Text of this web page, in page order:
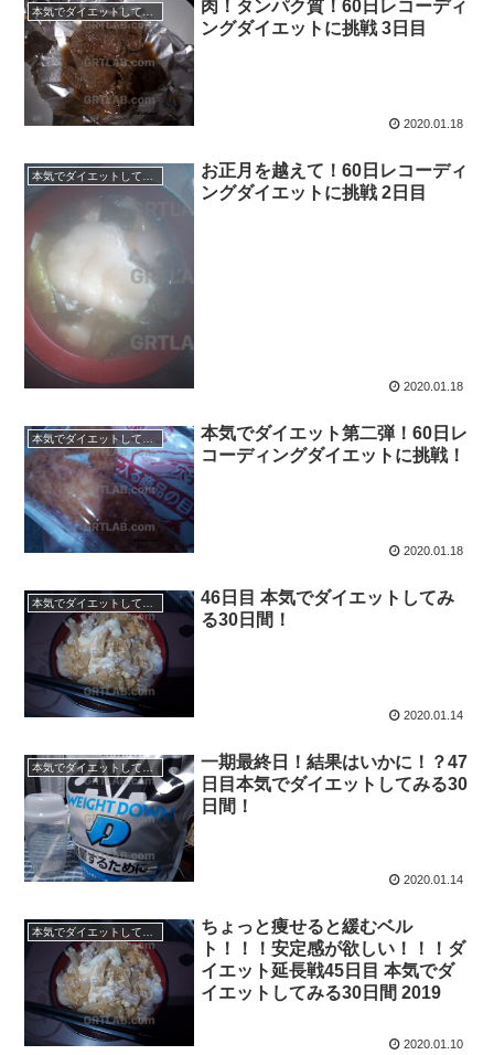
本気でダイエットしてみる60日間！
肉！タンパク質！60日レコーディ
ングダイエットに挑戦 3日目
2020.01.18
お正月を越えて！60日レコーディ
ングダイエットに挑戦 2日目
2020.01.18
本気でダイエット第二弾！60日レ
コーディングダイエットに挑戦！
2020.01.18
46日目 本気でダイエットしてみ
る30日間！
2020.01.14
本気でダイエットしてみる30日間！2019.11 -
一期最終日！結果はいかに！？47
日目本気でダイエットしてみる30
日間！
2020.01.14
ちょっと痩せると緩むベル
ト！！！安定感が欲しい！！！ダ
イエット延長戦45日目 本気でダ
イエットしてみる30日間 2019
2020.01.10